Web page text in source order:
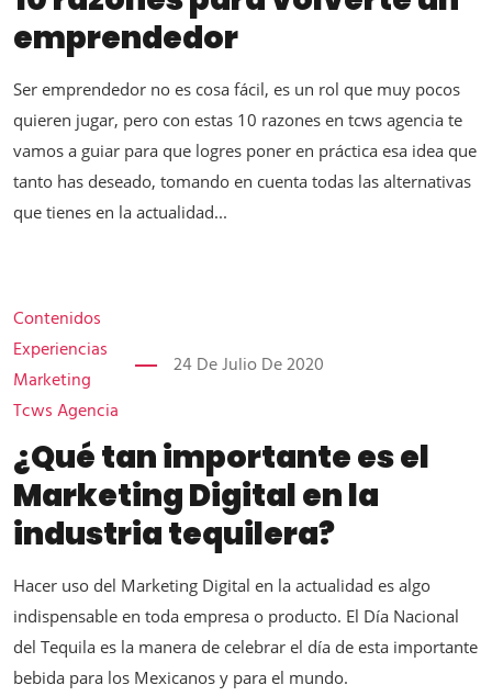
emprendedor
Ser emprendedor no es cosa fácil, es un rol que muy pocos
quieren jugar, pero con estas 10 razones en tcws agencia te
vamos a guiar para que logres poner en práctica esa idea que
tanto has deseado, tomando en cuenta todas las alternativas
que tienes en la actualidad...
Contenidos
Experiencias
Marketing
Tcws Agencia
24 De Julio De 2020
¿Qué tan importante es el
Marketing Digital en la
industria tequilera?
Hacer uso del Marketing Digital en la actualidad es algo
indispensable en toda empresa o producto. El Día Nacional
del Tequila es la manera de celebrar el día de esta importante
bebida para los Mexicanos y para el mundo.